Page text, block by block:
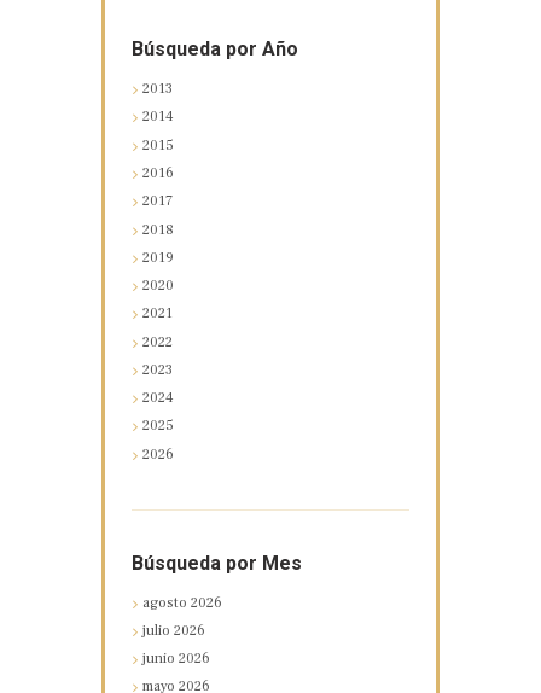
Búsqueda por Año
2013
2014
2015
2016
2017
2018
2019
2020
2021
2022
2023
2024
2025
2026
Búsqueda por Mes
agosto2026
julio2026
junio2026
mayo2026